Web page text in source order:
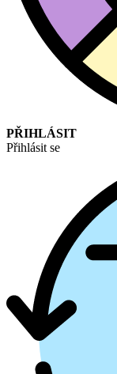
PŘIHLÁSIT
Přihlásit se